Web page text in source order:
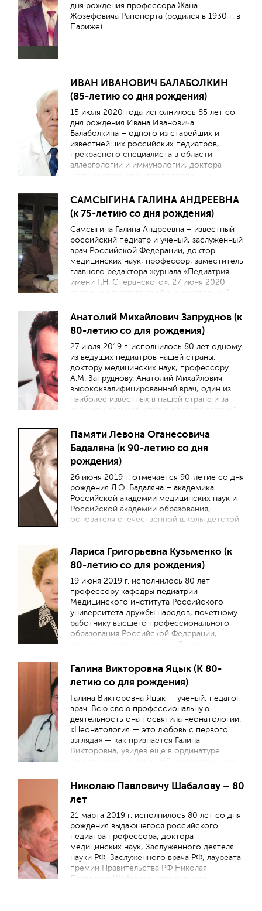
дня рождения профессора Жана
Жозефовича Рапопорта (родился в 1930 г. в
Париже).
ИВАН ИВАНОВИЧ БАЛАБОЛКИН
(85-летию со дня рождения)
15 июля 2020 года исполнилось 85 лет со
дня рождения Ивана Ивановича
Балаболкина – одного из старейших и
известнейших российских педиатров,
прекрасного специалиста в области
аллергологии и иммунологии, доктора
Федерации, члена-корреспондента РАН.
САМСЫГИНА ГАЛИНА АНДРЕЕВНА
(к 75-летию со дня рождения)
Самсыгина Галина Андреевна – известный
российский педиатр и ученый, заслуженный
врач Российской Федерации, доктор
медицинских наук, профессор, заместитель
главного редактора журнала «Педиатрия
имени Г.Н. Сперанского». 27 июня 2020
года она отметила свой знаменательный
Анатолий Михайлович Запруднов (к
80-летию со для рождения)
27 июля 2019 г. исполнилось 80 лет одному
из ведущих педиатров нашей страны,
доктору медицинских наук, профессору
A.M. Запруднову. Анатолий Михайлович –
высококвалифицированный врач, один из
наиболее известных в нашей стране и за
рубежом специалистов в области детской
лектор, посвятивший более 50 лет
развитию и осуществлению практической,
образовательной и научно-
исследовательской деятельности в области
здравоохранения.
Памяти Левона Оганесовича
Бадаляна (к 90-летию со дня
рождения)
26 июня 2019 г. отмечается 90-летие со дня
рождения Л.О. Бадаляна – академика
Российской академии медицинских наук и
Российской академии образования,
основателя отечественной школы детской
Лариса Григорьевна Кузьменко (к
80-летию со для рождения)
19 июня 2019 г. исполнилось 80 лет
профессору кафедры педиатрии
Медицинского института Российского
университета дружбы народов, почетному
работнику высшего профессионального
образования Российской Федерации,
доктору медицинских наук Ларисе
Галина Викторовна Яцык (К 80-
летию со для рождения)
Галина Викторовна Яцык — ученый, педагог,
врач. Всю свою профессиональную
деятельность она посвятила неонатологии.
«Неонатология — это любовь с первого
взгляда» — как признается Галина
Викторовна, увидев еще в ординатуре
новорожденных малышей, она поняла, что
она хочет посвятить жизнь.
Николаю Павловичу Шабалову – 80
лет
21 марта 2019 г. исполнилось 80 лет со дня
рождения выдающегося российского
педиатра профессора, доктора
медицинских наук, Заслуженного деятеля
науки РФ, Заслуженного врача РФ, лауреата
премии Правительства РФ Николая
Павловича Шабалова, заведующего